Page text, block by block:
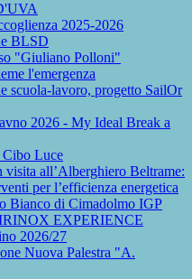
2025-2026
BLSD
"Giuliano Polloni"
l'emergenza
scuola-lavoro, progetto SailOr
2026 - My Ideal Break a
Luce
visita all’Alberghiero Beltrame:
per l’efficienza energetica
Bianco di Cimadolmo IGP
EXPERIENCE
2026/27
Nuova Palestra "A.